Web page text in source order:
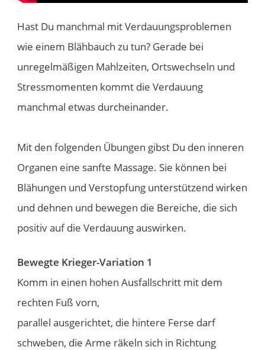
​Hast Du manchmal mit Verdauungsproblemen
wie einem Blähbauch zu tun? Gerade bei
unregelmäßigen Mahlzeiten, Ortswechseln und
Stressmomenten​ kommt die Verdauung
manchmal etwas durcheinander.
Mit den folgenden Übungen gibst Du den inneren
Organen eine sanfte Massage. Sie können bei
Blähungen und Verstopfung unterstützend wirken
und dehnen und bewegen die Bereiche, die sich
positiv auf die Verdauung auswirken.
Bewegte Krieger-Variation 1
Komm in einen hohen Ausfallschritt mit dem
rechten Fuß vorn,
parallel ausgerichtet, die hintere Ferse darf
schweben, die Arme räkeln sich in Richtung